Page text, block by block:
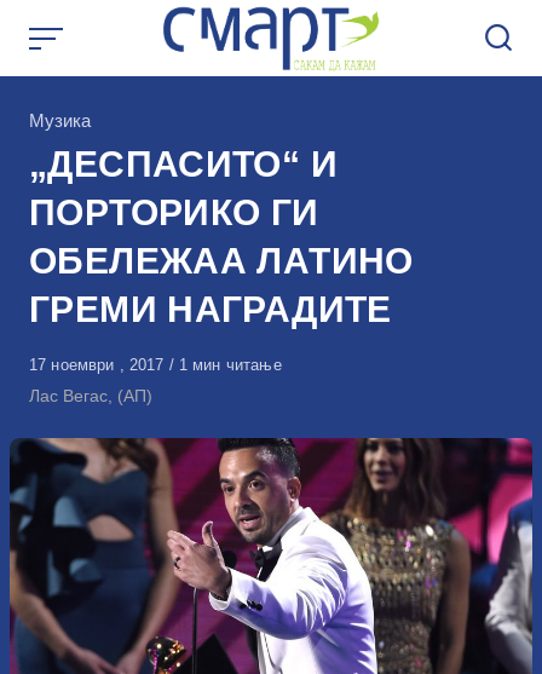
КАтегорија
Музика
„ДЕСПАСИТО“ И
ПОРТОРИКО ГИ
ОБЕЛЕЖАА ЛАТИНО
ГРЕМИ НАГРАДИТЕ
Објавено
на
17 ноември , 2017 1 мин читање
Лас Вегас, (АП)